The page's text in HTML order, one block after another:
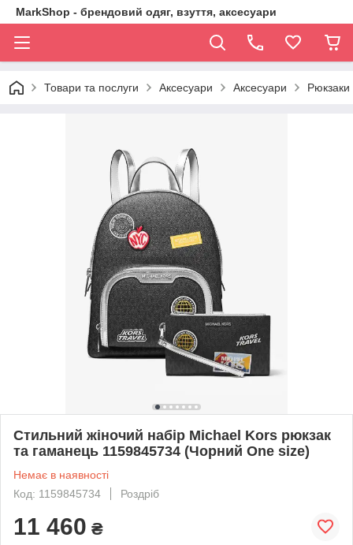
MarkShop - брендовий одяг, взуття, аксесуари
Товари та послуги Аксесуари Аксесуари Рюкзаки
Стильний жіночий набір Michael Kors рюкзак
та гаманець 1159845734 (Чорний One size)
Немає в наявності
Код: 1159845734
Роздріб
11 460 ₴